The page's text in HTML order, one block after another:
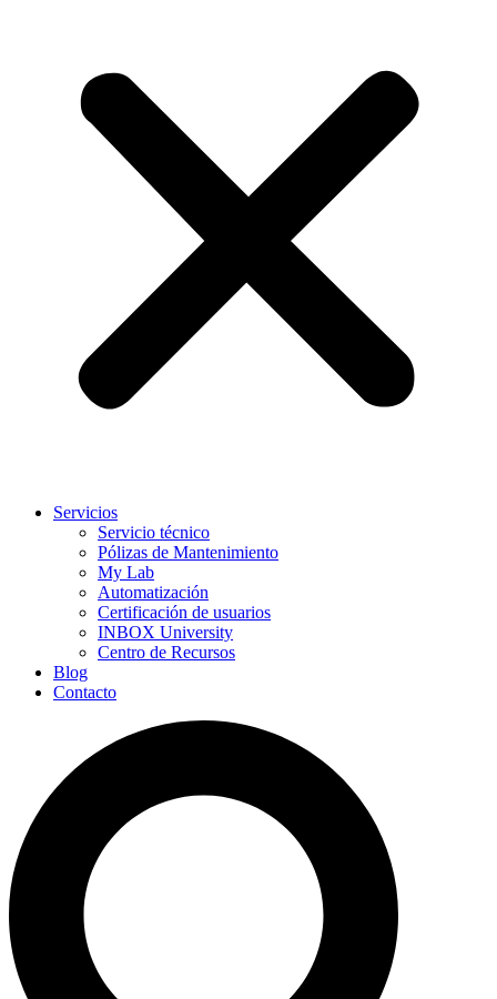
Servicios
Servicio técnico
Pólizas de Mantenimiento
My Lab
Automatización
Certificación de usuarios
INBOX University
Centro de Recursos
Blog
Contacto